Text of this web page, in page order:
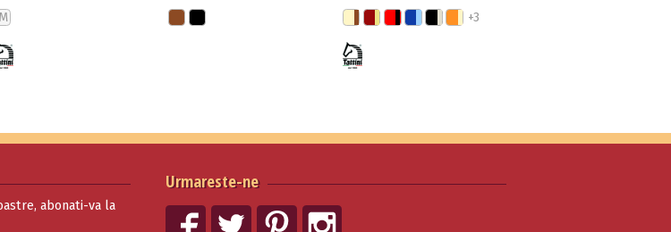
M +3
Urmareste-ne
abonati-va la